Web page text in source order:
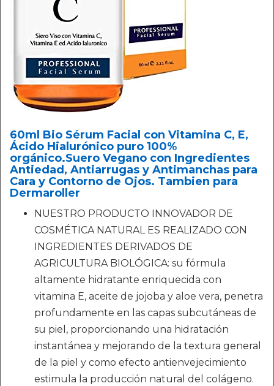
60ml Bio Sérum Facial con Vitamina C, E,
Ácido Hialurónico puro 100%
orgánico.Suero Vegano con Ingredientes
Antiedad, Antiarrugas y Antimanchas para
Cara y Contorno de Ojos. Tambien para
Dermaroller
NUESTRO PRODUCTO INNOVADOR DE
COSMÉTICA NATURAL ES REALIZADO CON
INGREDIENTES DERIVADOS DE
AGRICULTURA BIOLÓGICA: su fórmula
altamente hidratante enriquecida con
vitamina E, aceite de jojoba y aloe vera, penetra
profundamente en las capas subcutáneas de
su piel, proporcionando una hidratación
instantánea y mejorando de la textura general
de la piel y como efecto antienvejecimiento
estimula la producción natural del colágeno.